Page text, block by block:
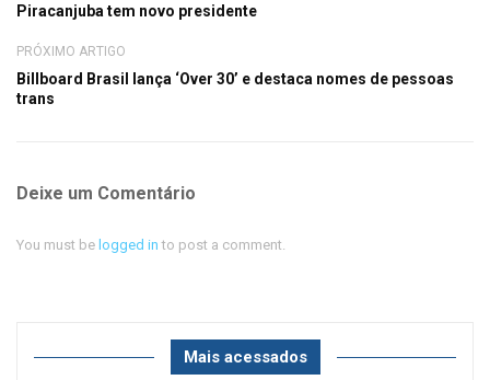
Piracanjuba tem novo presidente
PRÓXIMO ARTIGO
Billboard Brasil lança ‘Over 30’ e destaca nomes de pessoas
trans
Deixe um Comentário
You must be logged in to post a comment.
Mais acessados